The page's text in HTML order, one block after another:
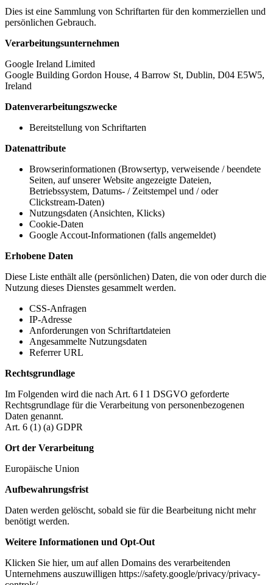
Dies ist eine Sammlung von Schriftarten für den kommerziellen und
persönlichen Gebrauch.
Verarbeitungsunternehmen
Google Ireland Limited
Google Building Gordon House, 4 Barrow St, Dublin, D04 E5W5,
Ireland
Datenverarbeitungszwecke
Bereitstellung von Schriftarten
Datenattribute
Browserinformationen (Browsertyp, verweisende / beendete
Seiten, auf unserer Website angezeigte Dateien,
Betriebssystem, Datums- / Zeitstempel und / oder
Clickstream-Daten)
Nutzungsdaten (Ansichten, Klicks)
Cookie-Daten
Google Accout-Informationen (falls angemeldet)
Erhobene Daten
Diese Liste enthält alle (persönlichen) Daten, die von oder durch die
Nutzung dieses Dienstes gesammelt werden.
CSS-Anfragen
IP-Adresse
Anforderungen von Schriftartdateien
Angesammelte Nutzungsdaten
Referrer URL
Rechtsgrundlage
Im Folgenden wird die nach Art. 6 I 1 DSGVO geforderte
Rechtsgrundlage für die Verarbeitung von personenbezogenen
Daten genannt.
Art. 6 (1) (a) GDPR
Ort der Verarbeitung
Europäische Union
Aufbewahrungsfrist
Daten werden gelöscht, sobald sie für die Bearbeitung nicht mehr
benötigt werden.
Weitere Informationen und Opt-Out
Klicken Sie hier, um auf allen Domains des verarbeitenden
Unternehmens auszuwilligen https://safety.google/privacy/privacy-